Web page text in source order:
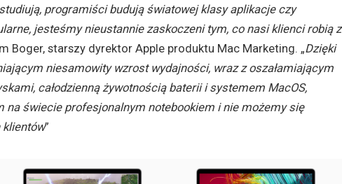
programiści budują światowej klasy aplikacje czy
jesteśmy nieustannie zaskoczeni tym, co nasi klienci robią z
Boger, starszy dyrektor Apple produktu Mac Marketing. „Dzięki
niesamowity wzrost wydajności, wraz z oszałamiającym
całodzienną żywotnością baterii i systemem MacOS,
na świecie profesjonalnym notebookiem i nie możemy się
klientów”